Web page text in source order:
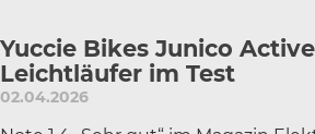
Yuccie Bikes Junico
Leichtläufer im Test
02.04.2026